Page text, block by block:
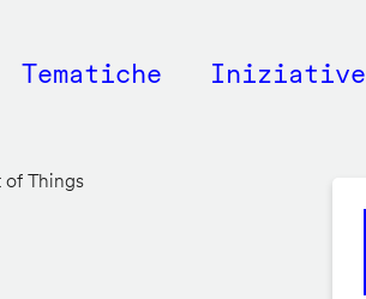
Main
Tematiche Iniziative
of Things